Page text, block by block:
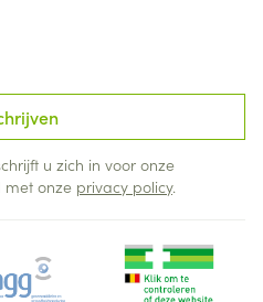
u zich in voor onze
met onze privacy policy.